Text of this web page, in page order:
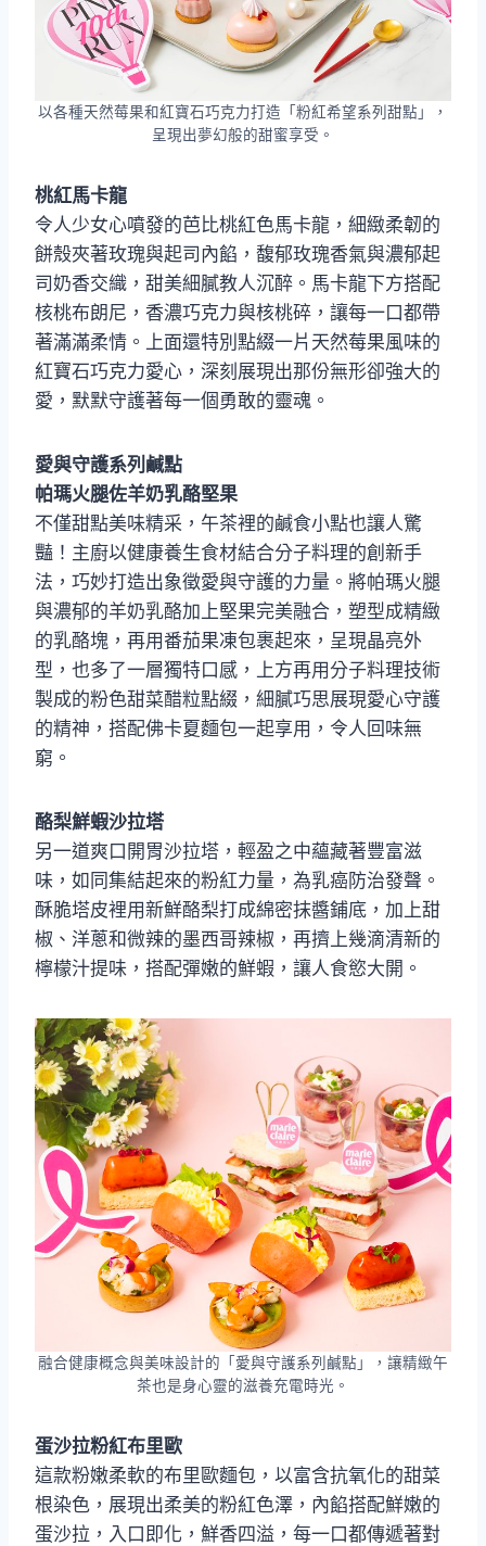
以各種天然莓果和紅寶石巧克力打造「粉紅希望系列甜點」，
呈現出夢幻般的甜蜜享受。
桃紅馬卡龍
令人少女心噴發的芭比桃紅色馬卡龍，細緻柔韌的
餅殼夾著玫瑰與起司內餡，馥郁玫瑰香氣與濃郁起
司奶香交織，甜美細膩教人沉醉。馬卡龍下方搭配
核桃布朗尼，香濃巧克力與核桃碎，讓每一口都帶
著滿滿柔情。上面還特別點綴一片天然莓果風味的
紅寶石巧克力愛心，深刻展現出那份無形卻強大的
愛，默默守護著每一個勇敢的靈魂。
愛與守護系列鹹點
帕瑪火腿佐羊奶乳酪堅果
不僅甜點美味精采，午茶裡的鹹食小點也讓人驚
豔！主廚以健康養生食材結合分子料理的創新手
法，巧妙打造出象徵愛與守護的力量。將帕瑪火腿
與濃郁的羊奶乳酪加上堅果完美融合，塑型成精緻
的乳酪塊，再用番茄果凍包裹起來，呈現晶亮外
型，也多了一層獨特口感，上方再用分子料理技術
製成的粉色甜菜醋粒點綴，細膩巧思展現愛心守護
的精神，搭配佛卡夏麵包一起享用，令人回味無
窮。
酪梨鮮蝦沙拉塔
另一道爽口開胃沙拉塔，輕盈之中蘊藏著豐富滋
味，如同集結起來的粉紅力量，為乳癌防治發聲。
酥脆塔皮裡用新鮮酪梨打成綿密抹醬鋪底，加上甜
椒、洋蔥和微辣的墨西哥辣椒，再擠上幾滴清新的
檸檬汁提味，搭配彈嫩的鮮蝦，讓人食慾大開。
融合健康概念與美味設計的「愛與守護系列鹹點」，讓精緻午
茶也是身心靈的滋養充電時光。
蛋沙拉粉紅布里歐
這款粉嫩柔軟的布里歐麵包，以富含抗氧化的甜菜
根染色，展現出柔美的粉紅色澤，內餡搭配鮮嫩的
蛋沙拉，入口即化，鮮香四溢，每一口都傳遞著對